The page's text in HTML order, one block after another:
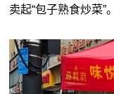
卖起“包子熟食炒菜”